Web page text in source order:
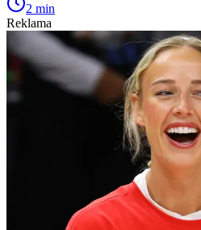
2 min
Reklama